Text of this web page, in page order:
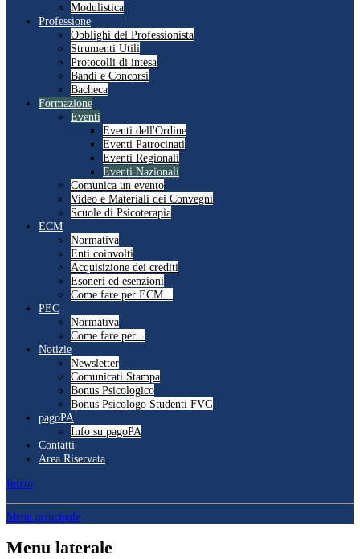
Modulistica
Professione
Obblighi del Professionista
Strumenti Utili
Protocolli di intesa
Bandi e Concorsi
Bacheca
Formazione
Eventi
Eventi dell'Ordine
Eventi Patrocinati
Eventi Regionali
Eventi Nazionali
Comunica un evento
Video e Materiali dei Convegni
Scuole di Psicoterapia
ECM
Normativa
Enti coinvolti
Acquisizione dei crediti
Esoneri ed esenzioni
Come fare per ECM...
PEC
Normativa
Come fare per...
Notizie
Newsletter
Comunicati Stampa
Bonus Psicologico
Bonus Psicologo Studenti FVG
pagoPA
Info su pagoPA
Contatti
Area Riservata
Inizio
Menu principale
Menu laterale